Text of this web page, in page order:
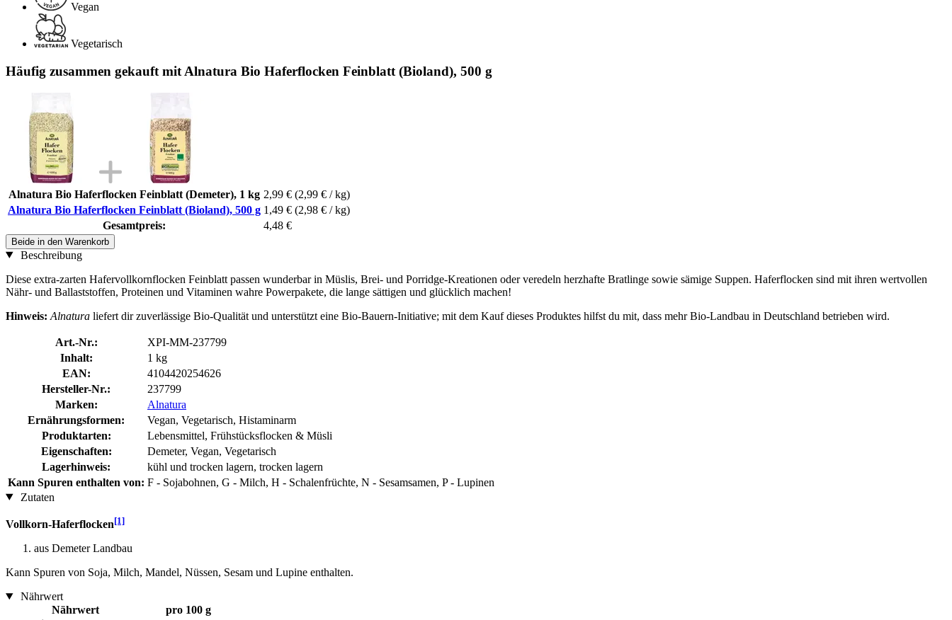
Vegan
Vegetarisch
Häufig zusammen gekauft mit Alnatura Bio Haferflocken Feinblatt (Bioland), 500 g
Alnatura Bio Haferflocken Feinblatt (Demeter), 1 kg 2,99 € (2,99 € / kg)
Alnatura Bio Haferflocken Feinblatt (Bioland), 500 g 1,49 € (2,98 € / kg)
Gesamtpreis:
4,48 €
Beide in den Warenkorb
Beschreibung
Diese extra-zarten Hafervollkornflocken Feinblatt passen wunderbar in Müslis, Brei- und Porridge-Kreationen oder veredeln herzhafte Bratlinge sowie sämige Suppen. Haferflocken sind mit ihren wertvollen
Nähr- und Ballaststoffen, Proteinen und Vitaminen wahre Powerpakete, die lange sättigen und glücklich machen!
Hinweis: Alnatura liefert dir zuverlässige Bio-Qualität und unterstützt eine Bio-Bauern-Initiative; mit dem Kauf dieses Produktes hilfst du mit, dass mehr Bio-Landbau in Deutschland betrieben wird.
Art.-Nr.:
XPI-MM-237799
Inhalt:
1 kg
EAN:
4104420254626
Hersteller-Nr.:
237799
Marken:
Alnatura
Ernährungsformen:
Vegan, Vegetarisch, Histaminarm
Produktarten:
Lebensmittel, Frühstücksflocken & Müsli
Eigenschaften:
Demeter, Vegan, Vegetarisch
Lagerhinweis:
kühl und trocken lagern, trocken lagern
Kann Spuren enthalten von: F - Sojabohnen, G - Milch, H - Schalenfrüchte, N - Sesamsamen, P - Lupinen
Zutaten
Vollkorn-Haferflocken[1]
aus Demeter Landbau
Kann Spuren von Soja, Milch, Mandel, Nüssen, Sesam und Lupine enthalten.
Nährwert
Nährwert
pro 100 g